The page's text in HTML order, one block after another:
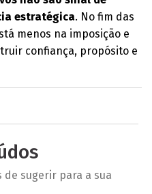
estratégica. No fim das
menos na imposição e
confiança, propósito e
de sugerir para a sua